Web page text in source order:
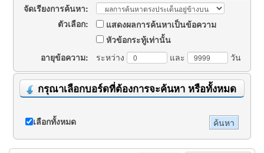
จัดเรียงการค้นหา:
ตัวเลือก:
แสดงผลการค้นหาเป็นข้อความ
หัวข้อกระทู้เท่านั้น
อายุข้อความ:
ระหว่าง และ วัน
กรุณาเลือกบอร์ดที่ต้องการจะค้นหา หรือทั้งหมด
เลือกทั้งหมด